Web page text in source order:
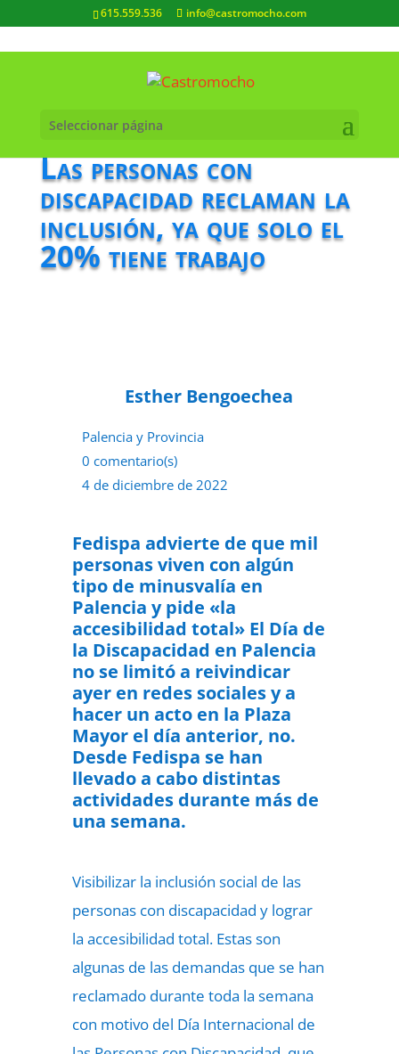
615.559.536 info@castromocho.com
Seleccionar página
Las personas con
discapacidad reclaman la
inclusión, ya que solo el
20% tiene trabajo
Esther Bengoechea
Palencia y Provincia
0 comentario(s)
4 de diciembre de 2022
Fedispa advierte de que mil
personas viven con algún
tipo de minusvalía en
Palencia y pide «la
accesibilidad total» El Día de
la Discapacidad en Palencia
no se limitó a reivindicar
ayer en redes sociales y a
hacer un acto en la Plaza
Mayor el día anterior, no.
Desde Fedispa se han
llevado a cabo distintas
actividades durante más de
una semana.
Visibilizar la inclusión social de las
personas con discapacidad y lograr
la accesibilidad total. Estas son
algunas de las demandas que se han
reclamado durante toda la semana
con motivo del Día Internacional de